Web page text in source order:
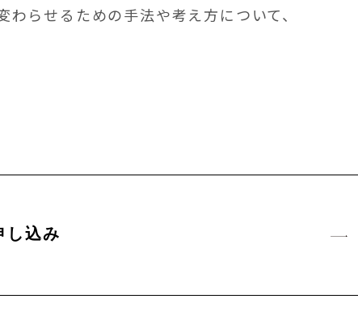
らせるための手法や考え方について、
し込み